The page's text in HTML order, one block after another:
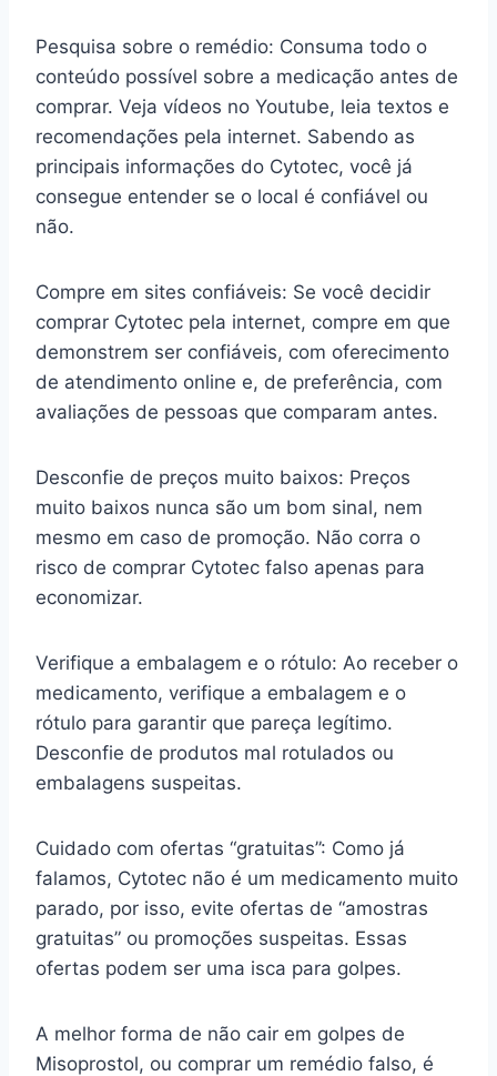
Pesquisa sobre o remédio: Consuma todo o
conteúdo possível sobre a medicação antes de
comprar. Veja vídeos no Youtube, leia textos e
recomendações pela internet. Sabendo as
principais informações do Cytotec, você já
consegue entender se o local é confiável ou
não.
Compre em sites confiáveis: Se você decidir
comprar Cytotec pela internet, compre em que
demonstrem ser confiáveis, com oferecimento
de atendimento online e, de preferência, com
avaliações de pessoas que comparam antes.
Desconfie de preços muito baixos: Preços
muito baixos nunca são um bom sinal, nem
mesmo em caso de promoção. Não corra o
risco de comprar Cytotec falso apenas para
economizar.
Verifique a embalagem e o rótulo: Ao receber o
medicamento, verifique a embalagem e o
rótulo para garantir que pareça legítimo.
Desconfie de produtos mal rotulados ou
embalagens suspeitas.
Cuidado com ofertas “gratuitas”: Como já
falamos, Cytotec não é um medicamento muito
parado, por isso, evite ofertas de “amostras
gratuitas” ou promoções suspeitas. Essas
ofertas podem ser uma isca para golpes.
A melhor forma de não cair em golpes de
Misoprostol, ou comprar um remédio falso, é